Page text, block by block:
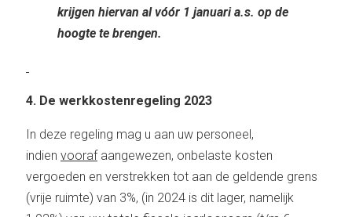
krijgen hiervan al vóór 1 januari a.s. op de
hoogte te brengen.
4. De werkkostenregeling 2023
In deze regeling mag u aan uw personeel,
indien vooraf aangewezen, onbelaste kosten
vergoeden en verstrekken tot aan de geldende grens
(vrije ruimte) van 3%, (in 2024 is dit lager, namelijk